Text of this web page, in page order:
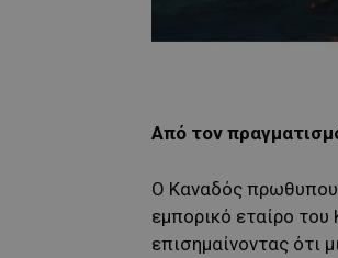
Από τον
Ο Καναδός
εμπορικό εταίρο
επισημαίνοντας ότι